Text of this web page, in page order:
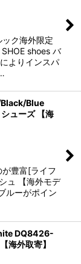
ク海外限定
shoes バ
よりインスパ
Blue
ューズ 【海
豊富[ライフ
ュ 【海外モデ
ルーがポイン
DQ8426-
海外取寄】